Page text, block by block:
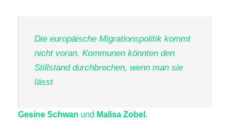
Die europäische Migrationspolitik kommt
nicht voran. Kommunen könnten den
Stillstand durchbrechen, wenn man sie
lässt
Gesine Schwan und Malisa Zobel .